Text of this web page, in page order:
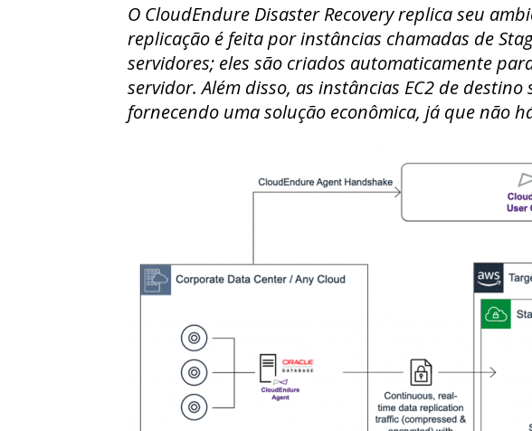
O CloudEndure Disaster Recovery replica seu
replicação é feita por instâncias chamadas de
servidores; eles são criados automaticamente
servidor. Além disso, as instâncias EC2 de
fornecendo uma solução econômica, já que não